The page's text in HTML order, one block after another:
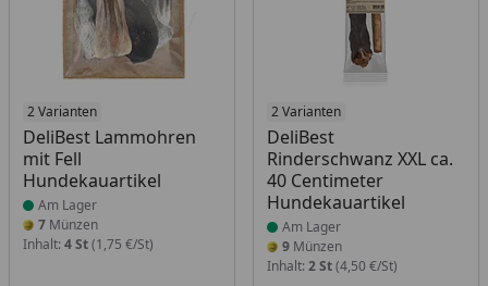
2 Varianten
DeliBest Lammohren
mit Fell
Hundekauartikel
Produkt am Lager
Am Lager
7 Münzen
Inhalt: 4 St(1,75 €/St)
2 Varianten
DeliBest
Rinderschwanz XXL ca.
40 Centimeter
Hundekauartikel
Produkt am Lager
Am Lager
9Münzen
Inhalt: 2 St(4,50 €/St)